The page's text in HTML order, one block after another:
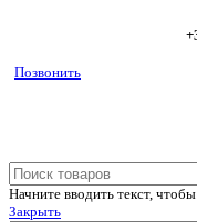
Позвонить
Начните вводить текст,
Закрыть